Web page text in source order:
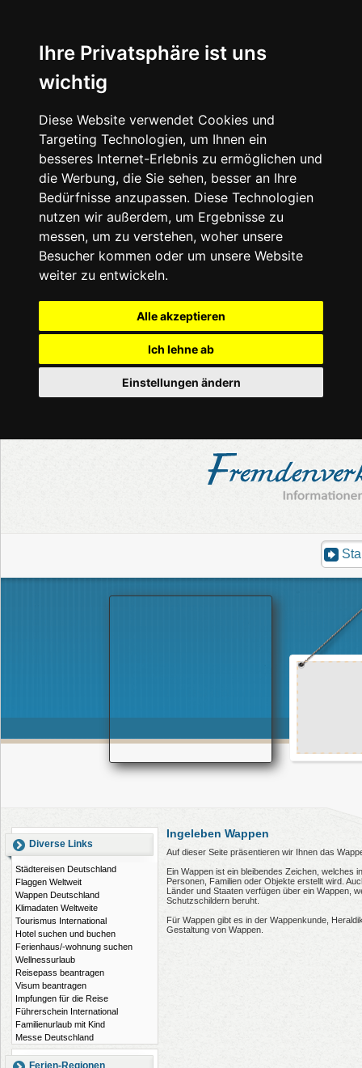
Ihre Privatsphäre ist uns
wichtig
Diese Website verwendet Cookies und
Targeting Technologien, um Ihnen ein
besseres Internet-Erlebnis zu ermöglichen und
die Werbung, die Sie sehen, besser an Ihre
Bedürfnisse anzupassen. Diese Technologien
nutzen wir außerdem, um Ergebnisse zu
messen, um zu verstehen, woher unsere
Besucher kommen oder um unsere Website
weiter zu entwickeln.
Alle akzeptieren
Ich lehne ab
Einstellungen ändern
Diverse Links
Städtereisen Deutschland
Flaggen Weltweit
Wappen Deutschland
Klimadaten Weltweite
Tourismus International
Hotel suchen und buchen
Ferienhaus/-wohnung suchen
Wellnessurlaub
Reisepass beantragen
Visum beantragen
Impfungen für die Reise
Führerschein International
Familienurlaub mit Kind
Messe Deutschland
Ferien-Regionen
Ingeleben Wappen
Auf dieser Seite präsentieren wir Ihnen das
Ein Wappen ist ein bleibendes Zeichen, welches
Personen, Familien oder Objekte erstellt wird.
Länder und Staaten verfügen über ein Wappen,
Schutzschildern beruht.
Für Wappen gibt es in der Wappenkunde,
Gestaltung von Wappen.